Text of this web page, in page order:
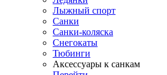
Лыжный спорт
Санки
Санки-коляска
Снегокаты
Тюбинги
Аксессуары к санкам